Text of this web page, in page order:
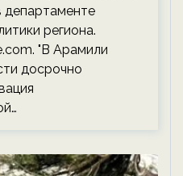
региона.
"В Арамили
досрочно